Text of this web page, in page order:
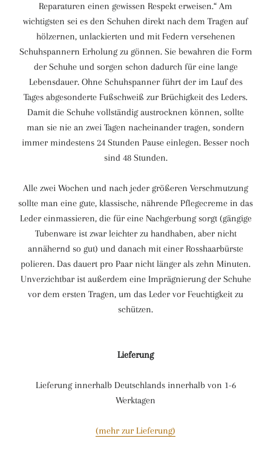
Reparaturen einen gewissen Respekt erweisen.“ Am
wichtigsten sei es den Schuhen direkt nach dem Tragen auf
hölzernen, unlackierten und mit Federn versehenen
Schuhspannern Erholung zu gönnen. Sie bewahren die Form
der Schuhe und sorgen schon dadurch für eine lange
Lebensdauer. Ohne Schuhspanner führt der im Lauf des
Tages abgesonderte Fußschweiß zur Brüchigkeit des Leders.
Damit die Schuhe vollständig austrocknen können, sollte
man sie nie an zwei Tagen nacheinander tragen, sondern
immer mindestens 24 Stunden Pause einlegen. Besser noch
sind 48 Stunden.
Alle zwei Wochen und nach jeder größeren Verschmutzung
sollte man eine gute, klassische, nährende Pflegecreme in das
Leder einmassieren, die für eine Nachgerbung sorgt (gängige
Tubenware ist zwar leichter zu handhaben, aber nicht
annähernd so gut) und danach mit einer Rosshaarbürste
polieren. Das dauert pro Paar nicht länger als zehn Minuten.
Unverzichtbar ist außerdem eine Imprägnierung der Schuhe
vor dem ersten Tragen, um das Leder vor Feuchtigkeit zu
schützen.
Lieferung
Lieferung innerhalb Deutschlands innerhalb von 1-6
Werktagen
(mehr zur Lieferung)